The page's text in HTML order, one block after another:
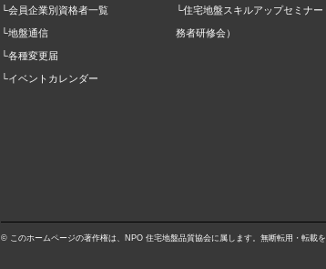
└会員企業別資格者一覧
└地盤通信
└各種変更届
└イベントカレンダー
└住宅地盤スキルアップセミナー
務者研修会）
© このホームページの著作権は、NPO 住宅地盤品質協会に属します。無断転用・転載を